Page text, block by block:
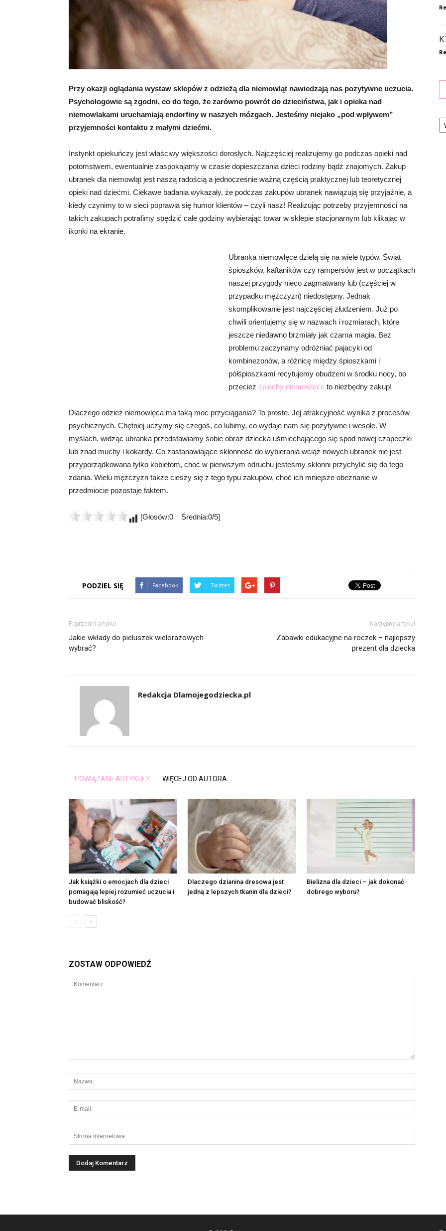
Przy okazji oglądania wystaw sklepów z odzieżą dla niemowląt nawiedzają nas pozytywne uczucia.
Psychologowie są zgodni, co do tego, że zarówno powrót do dzieciństwa, jak i opieka nad
niemowlakami uruchamiają endorfiny w naszych mózgach. Jesteśmy niejako „pod wpływem”
przyjemności kontaktu z małymi dziećmi.
Instynkt opiekuńczy jest właściwy większości dorosłych. Najczęściej realizujemy go podczas opieki nad
potomstwem, ewentualnie zaspokajamy w czasie dopieszczania dzieci rodziny bądź znajomych. Zakup
ubranek dla niemowląt jest naszą radością a jednocześnie ważną częścią praktycznej lub teoretycznej
opieki nad dziećmi. Ciekawe badania wykazały, że podczas zakupów ubranek nawiązują się przyjaźnie, a
kiedy czynimy to w sieci poprawia się humor klientów – czyli nasz! Realizując potrzeby przyjemności na
takich zakupach potrafimy spędzić całe godziny wybierając towar w sklepie stacjonarnym lub klikając w
ikonki na ekranie.
Ubranka niemowlęce dzielą się na wiele typów. Świat
śpioszków, kaftaników czy rampersów jest w początkach
naszej przygody nieco zagmatwany lub (częściej w
przypadku mężczyzn) niedostępny. Jednak
skomplikowanie jest najczęściej złudzeniem. Już po
chwili orientujemy się w nazwach i rozmiarach, które
jeszcze niedawno brzmiały jak czarna magia. Bez
problemu zaczynamy odróżniać pajacyki od
kombinezonów, a różnicę między śpioszkami i
półśpioszkami recytujemy obudzeni w środku nocy, bo
przecież śpiochy niemowlęce to niezbędny zakup!
Dlaczego odzież niemowlęca ma taką moc przyciągania? To proste. Jej atrakcyjność wynika z procesów
psychicznych. Chętniej uczymy się czegoś, co lubimy, co wydaje nam się pozytywne i wesołe. W
myślach, widząc ubranka przedstawiamy sobie obraz dziecka uśmiechającego się spod nowej czapeczki
lub znad muchy i kokardy. Co zastanawiające skłonność do wybierania wciąż nowych ubranek nie jest
przyporządkowana tylko kobietom, choć w pierwszym odruchu jesteśmy skłonni przychylić się do tego
zdania. Wielu mężczyzn także cieszy się z tego typu zakupów, choć ich mniejsze obeznanie w
przedmiocie pozostaje faktem.
[Głosów:0 Średnia:0/5]
PODZIEL SIĘ Facebook Twitter
Poprzedni artykuł
Jakie wkłady do pieluszek wielorazowych
wybrać?
Następny artykuł
Zabawki edukacyjne na roczek – najlepszy
prezent dla dziecka
Redakcja Dlamojegodziecka.pl
POWIĄZANE ARTYKUŁY WIĘCEJ OD AUTORA
Jak książki o emocjach dla dzieci
pomagają lepiej rozumieć uczucia i
budować bliskość?
Dlaczego dzianina dresowa jest
jedną z lepszych tkanin dla dzieci?
Bielizna dla dzieci – jak dokonać
dobrego wyboru?
ZOSTAW ODPOWIEDŹ